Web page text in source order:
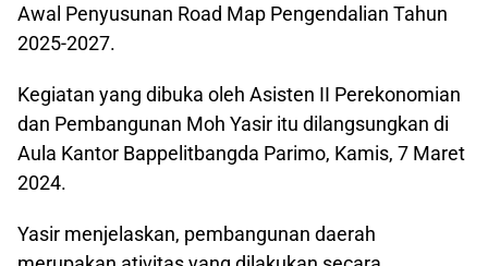
Awal Penyusunan Road Map Pengendalian Tahun
2025-2027.
Kegiatan yang dibuka oleh Asisten II Perekonomian
dan Pembangunan Moh Yasir itu dilangsungkan di
Aula Kantor Bappelitbangda Parimo, Kamis, 7 Maret
2024.
Yasir menjelaskan, pembangunan daerah